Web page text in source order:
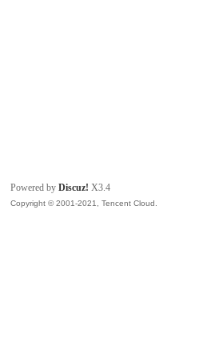
Powered byDiscuz! X3.4
Copyright © 2001-2021, Tencent Cloud.